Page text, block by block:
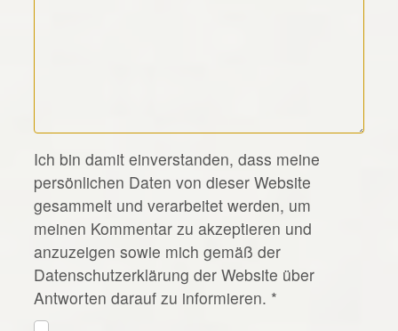
*
Ich bin damit einverstanden, dass meine
persönlichen Daten von dieser Website
gesammelt und verarbeitet werden, um
meinen Kommentar zu akzeptieren und
anzuzeigen sowie mich gemäß der
Datenschutzerklärung der Website über
Antworten darauf zu informieren. *